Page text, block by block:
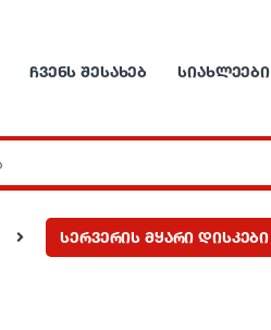
ᲩᲕᲔᲜᲡ ᲨᲔᲡᲐᲮᲔᲑ ᲡᲘᲐᲮᲚᲔᲔᲑᲘ
სერვერის მყარი დისკები